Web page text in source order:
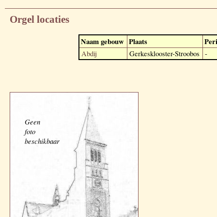
Orgel locaties
Naam gebouw Plaats
Abdij Gerkesklooster-Stroobos -
Geen
foto
beschikbaar